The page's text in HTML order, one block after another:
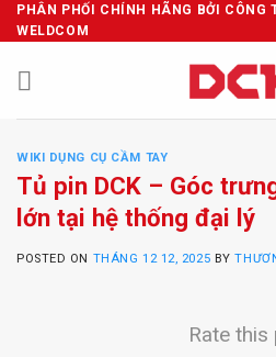
Skip
to
content
PHÂN PHỐI CHÍNH HÃNG BỞI CÔNG
WELDCOM
WIKI DỤNG CỤ CẦM TAY
Tủ pin DCK – Góc
lớn tại hệ thống đại lý
POSTED ON THÁNG 12 12, 2025 BY
Rate